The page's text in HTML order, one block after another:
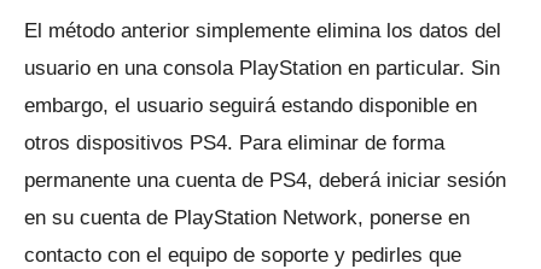
El método anterior simplemente elimina los datos del
usuario en una consola PlayStation en particular. Sin
embargo, el usuario seguirá estando disponible en
otros dispositivos PS4. Para eliminar de forma
permanente una cuenta de PS4, deberá iniciar sesión
en su cuenta de PlayStation Network, ponerse en
contacto con el equipo de soporte y pedirles que